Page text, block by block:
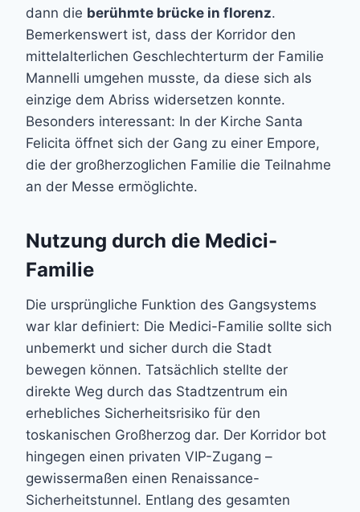
dann die berühmte brücke in florenz.
Bemerkenswert ist, dass der Korridor den
mittelalterlichen Geschlechterturm der Familie
Mannelli umgehen musste, da diese sich als
einzige dem Abriss widersetzen konnte.
Besonders interessant: In der Kirche Santa
Felicita öffnet sich der Gang zu einer Empore,
die der großherzoglichen Familie die Teilnahme
an der Messe ermöglichte.
Nutzung durch die Medici-
Familie
Die ursprüngliche Funktion des Gangsystems
war klar definiert: Die Medici-Familie sollte sich
unbemerkt und sicher durch die Stadt
bewegen können. Tatsächlich stellte der
direkte Weg durch das Stadtzentrum ein
erhebliches Sicherheitsrisiko für den
toskanischen Großherzog dar. Der Korridor bot
hingegen einen privaten VIP-Zugang –
gewissermaßen einen Renaissance-
Sicherheitstunnel. Entlang des gesamten